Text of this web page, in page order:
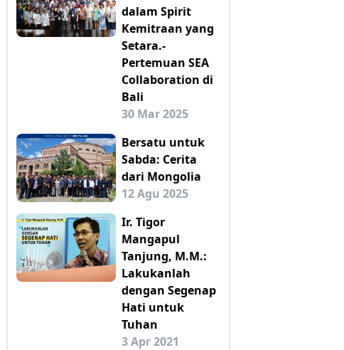
dalam Spirit
Kemitraan yang
Setara.-
Pertemuan SEA
Collaboration di
Bali
30 Mar 2025
Bersatu untuk
Sabda: Cerita
dari Mongolia
12 Agu 2025
Ir. Tigor
Mangapul
Tanjung, M.M.:
Lakukanlah
dengan Segenap
Hati untuk
Tuhan
3 Apr 2021